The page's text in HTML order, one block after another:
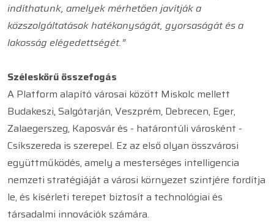
indíthatunk, amelyek mérhetően javítják a
közszolgáltatások hatékonyságát, gyorsaságát és a
lakosság elégedettségét.”
Széleskörű összefogás
A Platform alapító városai között Miskolc mellett
Budakeszi, Salgótarján, Veszprém, Debrecen, Eger,
Zalaegerszeg, Kaposvár és - határontúli városként -
Csíkszereda is szerepel. Ez az első olyan összvárosi
együttműködés, amely a mesterséges intelligencia
nemzeti stratégiáját a városi környezet szintjére fordítja
le, és kísérleti terepet biztosít a technológiai és
társadalmi innovációk számára.